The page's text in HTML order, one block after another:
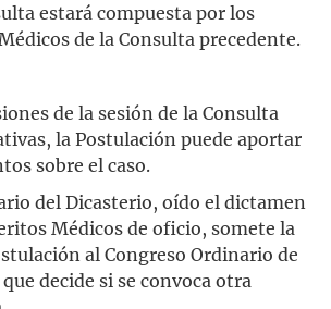
estará compuesta por los
de la Consulta precedente.
de la sesión de la Consulta
la Postulación puede aportar
sobre el caso.
del Dicasterio, oído el dictamen
Médicos de oficio, somete la
al Congreso Ordinario de
decide si se convoca otra